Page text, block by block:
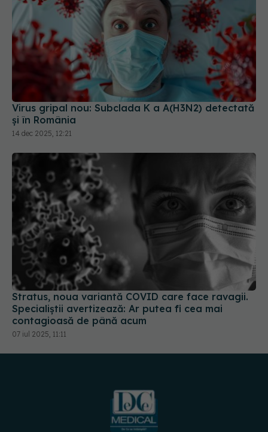
Virus gripal nou: Subclada K a A(H3N2) detectată
și în România
14 dec 2025, 12:21
Stratus, noua variantă COVID care face ravagii.
Specialiștii avertizează: Ar putea fi cea mai
contagioasă de până acum
07 iul 2025, 11:11